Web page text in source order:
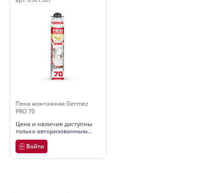
Пена монтажная Germez
PRO 70
Цена и наличие доступны
только авторизованным
пользователям
Войти